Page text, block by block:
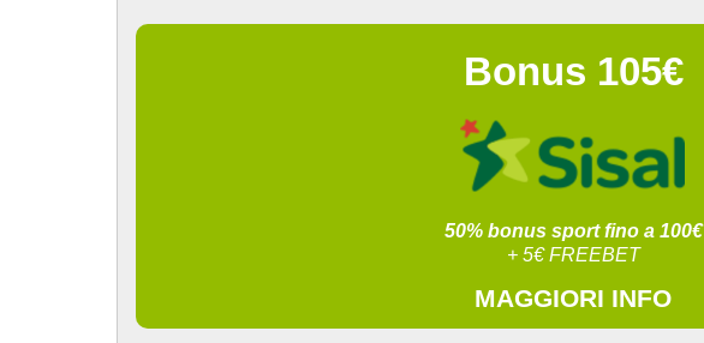
Bonus 105€
50% bonus sport fino a 100€
+ 5€ FREEBET
MAGGIORI INFO